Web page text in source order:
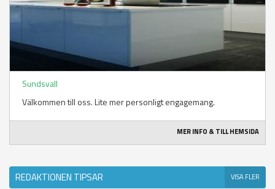
Sundsvall
Välkommen till oss. Lite mer personligt engagemang.
MER INFO & TILL HEMSIDA
REDAKTIONEN TIPSAR VISA FLER